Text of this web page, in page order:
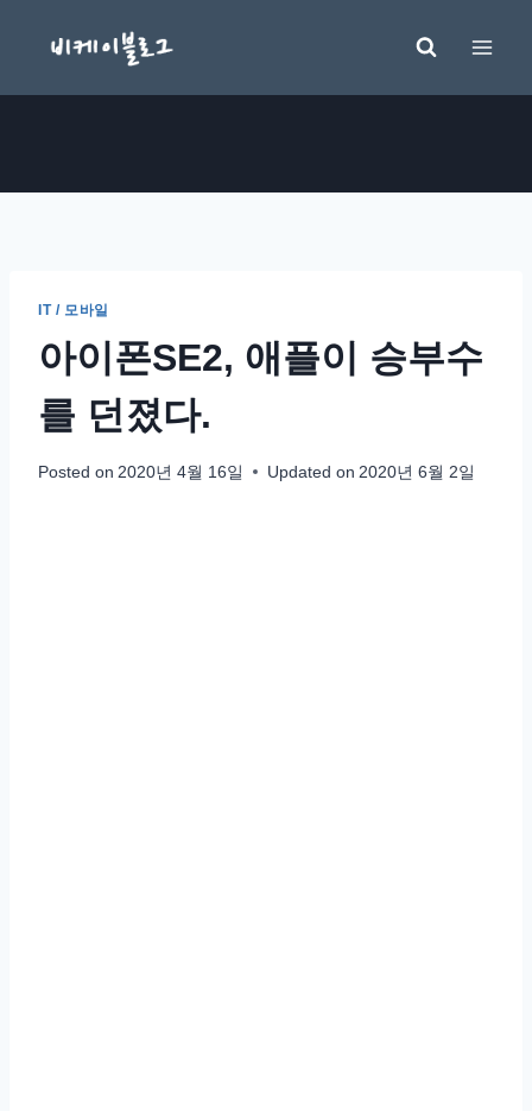
IT / 모바일
아이폰SE2, 애플이 승부수
를 던졌다.
Posted on 2020년 4월 16일 Updated on 2020년 6월 2일